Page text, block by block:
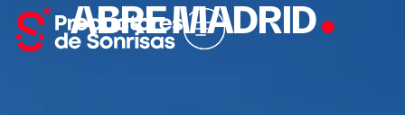
ABRE MADRID